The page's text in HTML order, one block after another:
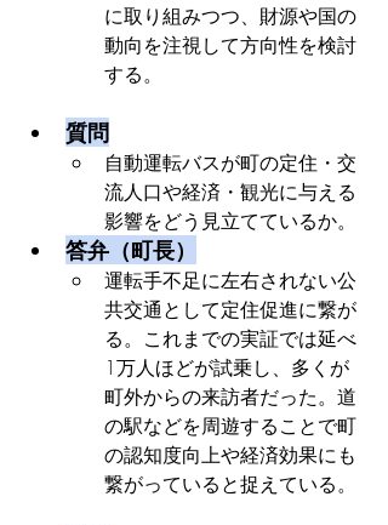
に取り組みつつ、財源や国の
動向を注視して方向性を検討
する。
質問
自動運転バスが町の定住・交
流人口や経済・観光に与える
影響をどう見立てているか。
答弁（町長）
運転手不足に左右されない公
共交通として定住促進に繋が
る。これまでの実証では延べ
1万人ほどが試乗し、多くが
町外からの来訪者だった。道
の駅などを周遊することで町
の認知度向上や経済効果にも
繋がっていると捉えている。